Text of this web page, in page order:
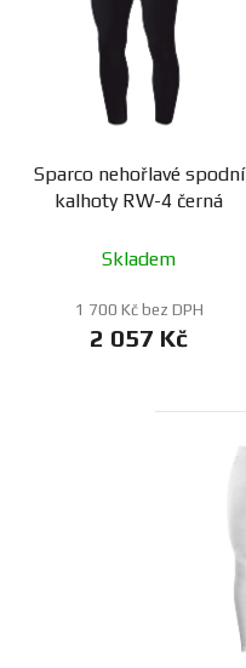
Sparco nehořlavé spodní
kalhoty RW-4 černá
Skladem
1 700 Kč bez DPH
2 057 Kč